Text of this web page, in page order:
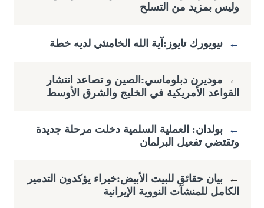
وليس بمزيد من التسلح
← نيويورك تايوز:آية الله الخامنئي لديه خطة
←
موديرن دبلوماسي:الصين و تصاعد انتشار
القواعد الأمريكية في الخليج والشرق الأوسط
←
بولدان: العملية السلمية دخلت مرحلة جديدة
وتقتضي ​تفعيل البرلمان
←
بيان حقائق للبيت الأبيض:خبراء يؤكدون التدمير
الكامل للمنشآت النووية الإيرانية